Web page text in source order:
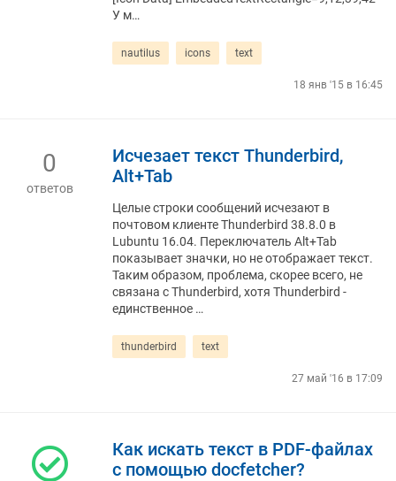
У м…
nautilus icons text
18 янв '15 в 16:45
0
ответов
Исчезает текст Thunderbird,
Alt+Tab
Целые строки сообщений исчезают в
почтовом клиенте Thunderbird 38.8.0 в
Lubuntu 16.04. Переключатель Alt+Tab
показывает значки, но не отображает текст.
Таким образом, проблема, скорее всего, не
связана с Thunderbird, хотя Thunderbird -
единственное …
thunderbird text
27 май '16 в 17:09
Как искать текст в PDF-файлах
с помощью docfetcher?